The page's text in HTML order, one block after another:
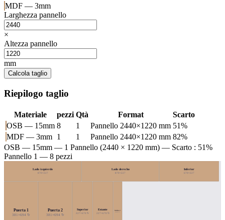
MDF — 3mm
Larghezza pannello
×
Altezza pannello
mm
Calcola taglio
Riepilogo taglio
Materiale pezzi Qtà Format
Scarto
OSB — 15mm 8 1 Pannello 2440×1220 mm 51%
MDF — 3mm 1 1 Pannello 2440×1220 mm 82%
OSB — 15mm — 1 Pannello (2440 × 1220 mm) — Scarto : 51%
Pannello 1 — 8 pezzi
Lado izquierdo
870×227
Lado derecho
870×227
Puerta 1
381×694 ↻
Puerta 2
381×694 ↻
Inferior
670×227
Superior
227×670 ↻
Estante
227×670 ↻
Tabla 2